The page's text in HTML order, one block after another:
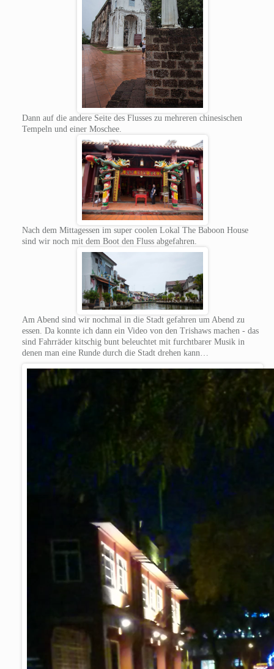
Dann auf die andere Seite des Flusses zu mehreren chinesischen
Tempeln und einer Moschee.
Nach dem Mittagessen im super coolen Lokal The Baboon House
sind wir noch mit dem Boot den Fluss abgefahren.
Am Abend sind wir nochmal in die Stadt gefahren um Abend zu
essen. Da konnte ich dann ein Video von den Trishaws machen - das
sind Fahrräder kitschig bunt beleuchtet mit furchtbarer Musik in
denen man eine Runde durch die Stadt drehen kann…